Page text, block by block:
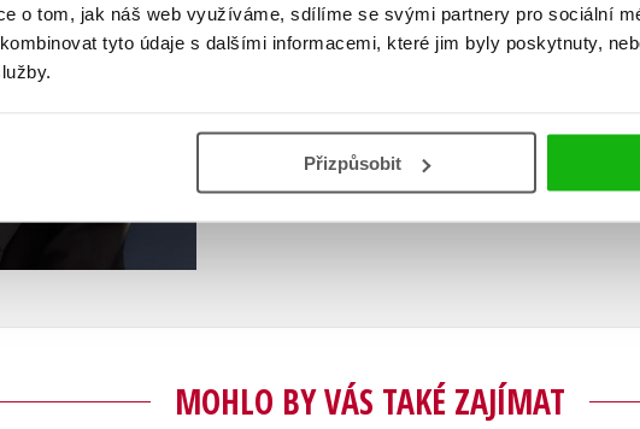
o tom, jak náš web využíváme, sdílíme se svými partnery pro sociální
tyto údaje s dalšími informacemi, které jim byly poskytnuty,
Přizpůsobit
roku 2013 vychází i v češtině. Mimo tuto sérii
advokátovi Martinu Bennerovi.
MOHLO BY VÁS TAKÉ ZAJÍMAT